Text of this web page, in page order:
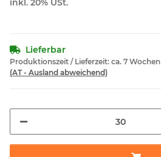
inkl. 20% USt.
Lieferbar
Produktionszeit / Lieferzeit: ca. 7 Wochen
(AT - Ausland abweichend)